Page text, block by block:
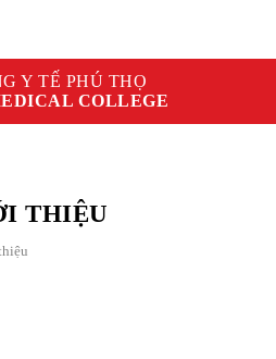
Y TẾ PHÚ THỌ
COLLEGE
THIỆU